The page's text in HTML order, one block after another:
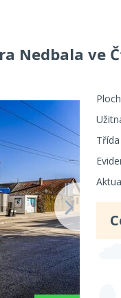
Nedbala ve